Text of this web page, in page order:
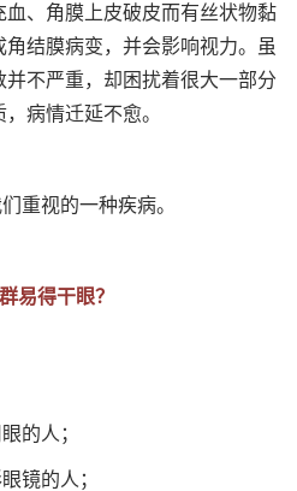
、角膜上皮破皮而有丝状物黏
结膜病变，并会影响视力。虽
不严重，却困扰着很大一部分
病情迁延不愈。
重视的一种疾病。
易得干眼？
的人；
镜的人；